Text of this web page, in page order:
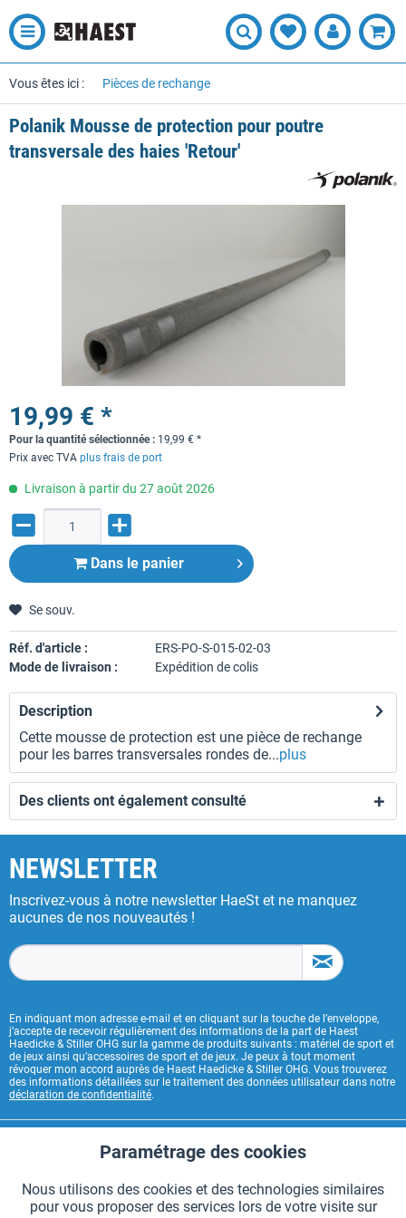
Vous êtes ici : Pièces de rechange
Polanik Mousse de protection pour poutre
transversale des haies 'Retour'
19,99 € *
Pour la quantité sélectionnée : 19,99 € *
Prix avec TVA plus frais de port
Livraison à partir du 27 août 2026
Dans le panier
Se souv.
Réf. d'article :
ERS-PO-S-015-02-03
Mode de livraison :
Expédition de colis
Description
Cette mousse de protection est une pièce de rechange
pour les barres transversales rondes de...plus
Des clients ont également consulté
NEWSLETTER
Inscrivez-vous à notre newsletter HaeSt et ne manquez
aucunes de nos nouveautés !
En indiquant mon adresse e-mail et en cliquant sur la touche de l’enveloppe,
j’accepte de recevoir régulièrement des informations de la part de Haest
Haedicke & Stiller OHG sur la gamme de produits suivants : matériel de sport et
de jeux ainsi qu’accessoires de sport et de jeux. Je peux à tout moment
révoquer mon accord auprès de Haest Haedicke & Stiller OHG. Vous trouverez
des informations détaillées sur le traitement des données utilisateur dans notre
déclaration de confidentialité.
Fonctionnels Aktiv
Suivi Aktiv
Paramétrage des cookies
Nous utilisons des cookies et des technologies similaires
pour vous proposer des services lors de votre visite sur